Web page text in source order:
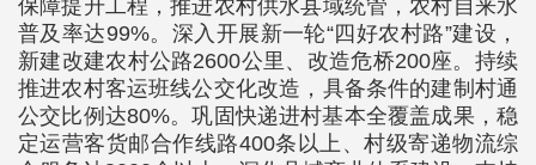
保障提升工程，推进农村供水县域统管，农村自来水
普及率达99%。深入开展新一轮“四好农村路”建设，
新建改建农村公路2600公里、改造危桥200座。持续
推进农村客运班线公交化改造，具备条件的建制村通
公交比例达80%。巩固快递进村基本全覆盖成果，稳
定运营客货邮合作线路400条以上、村级寄递物流综